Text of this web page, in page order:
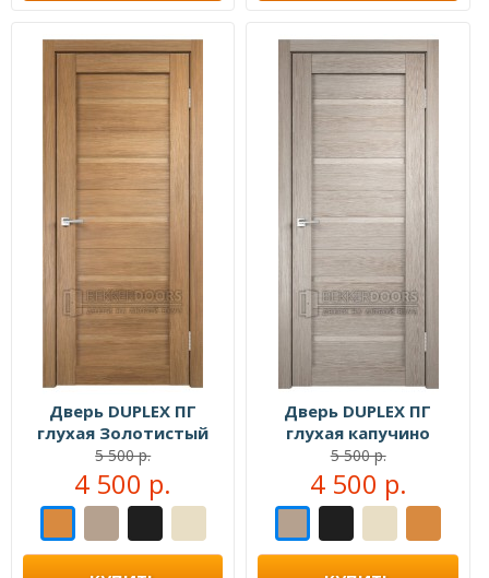
Дверь DUPLEX ПГ
глухая Золотистый
дуб
5 500 р.
4 500 р.
Дверь DUPLEX ПГ
глухая капучино
5 500 р.
4 500 р.